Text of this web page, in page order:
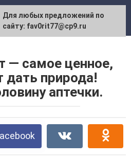
— самое ценное,
дать природа!
аптечки.
Для любых предложений по
сайту: fav0rit77@cp9.ru